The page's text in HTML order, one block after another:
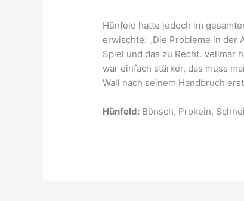
Hünfeld hatte jedoch im
erwischte: „Die Probleme in der
Spiel und das zu Recht. Vellmar
war einfach stärker, das muss
Wall nach seinem Handbruch
Hünfeld: Bönsch, Prokein,